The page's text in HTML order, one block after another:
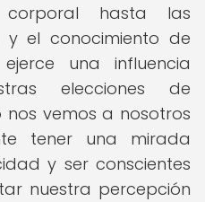
hasta las
el conocimiento de
una influencia
elecciones de
vemos a nosotros
tener una mirada
y ser conscientes
nuestra percepción